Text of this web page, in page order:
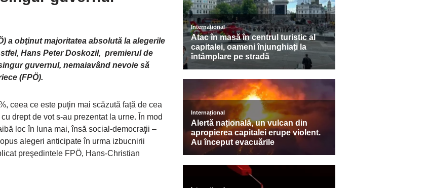
a obţinut majoritatea absolută la alegerile
Hans Peter Doskozil, premierul de
guvernul, nemaiavând nevoie să
(FPÖ).
ceea ce este puţin mai scăzută față de cea
drept de vot s-au prezentat la urne. În mod
loc în luna mai, însă social-democraţii –
alegeri anticipate în urma izbucnirii
preşedintele FPÖ, Hans-Christian